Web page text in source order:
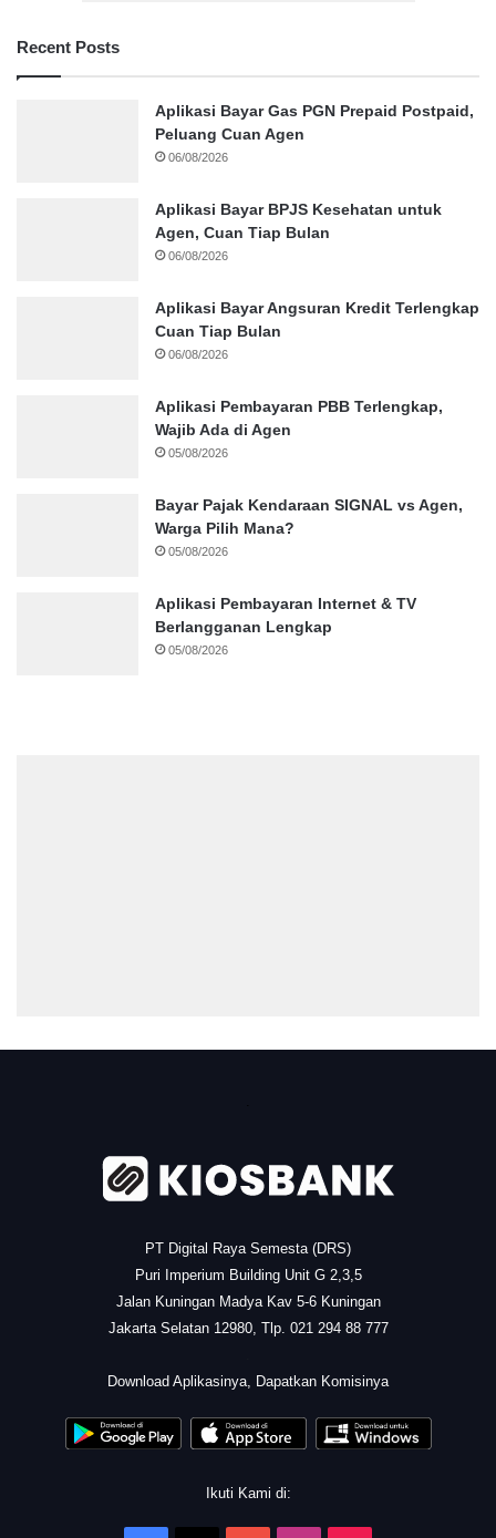
Recent Posts
Aplikasi Bayar Gas PGN Prepaid Postpaid,
Peluang Cuan Agen
06/08/2026
Aplikasi Bayar BPJS Kesehatan untuk
Agen, Cuan Tiap Bulan
06/08/2026
Aplikasi Bayar Angsuran Kredit Terlengkap
Cuan Tiap Bulan
06/08/2026
Aplikasi Pembayaran PBB Terlengkap,
Wajib Ada di Agen
05/08/2026
Bayar Pajak Kendaraan SIGNAL vs Agen,
Warga Pilih Mana?
05/08/2026
Aplikasi Pembayaran Internet & TV
Berlangganan Lengkap
05/08/2026
PT Digital Raya Semesta (DRS)
Puri Imperium Building Unit G 2,3,5
Jalan Kuningan Madya Kav 5-6 Kuningan
Jakarta Selatan 12980, Tlp. 021 294 88 777
Download Aplikasinya, Dapatkan Komisinya
Ikuti Kami di: